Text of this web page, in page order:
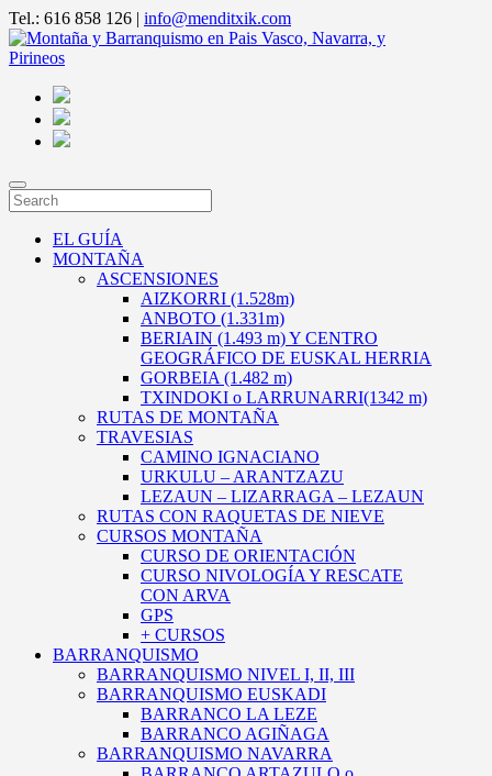
Tel.: 616 858 126 | info@menditxik.com
EL GUÍA
MONTAÑA
ASCENSIONES
AIZKORRI (1.528m)
ANBOTO (1.331m)
BERIAIN (1.493 m) Y CENTRO
GEOGRÁFICO DE EUSKAL HERRIA
GORBEIA (1.482 m)
TXINDOKI o LARRUNARRI(1342 m)
RUTAS DE MONTAÑA
TRAVESIAS
CAMINO IGNACIANO
URKULU – ARANTZAZU
LEZAUN – LIZARRAGA – LEZAUN
RUTAS CON RAQUETAS DE NIEVE
CURSOS MONTAÑA
CURSO DE ORIENTACIÓN
CURSO NIVOLOGÍA Y RESCATE
CON ARVA
GPS
+ CURSOS
BARRANQUISMO
BARRANQUISMO NIVEL I, II, III
BARRANQUISMO EUSKADI
BARRANCO LA LEZE
BARRANCO AGIÑAGA
BARRANQUISMO NAVARRA